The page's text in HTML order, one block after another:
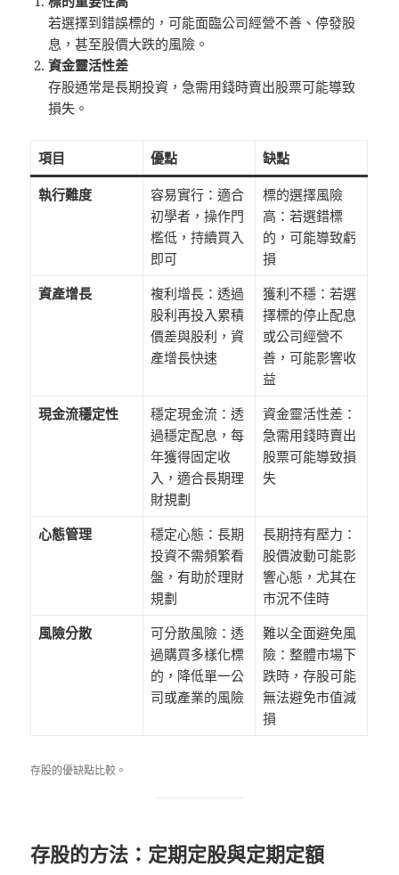
若選擇到錯誤標的，可能面臨公司經營不善、停發股
息，甚至股價大跌的風險。
資金靈活性差
存股通常是長期投資，急需用錢時賣出股票可能導致
損失。
項目 優點 缺點
執行難度
容易實行：適合
初學者，操作門
檻低，持續買入
即可
標的選擇風險
高：若選錯標
的，可能導致虧
損
資產增長
複利增長：透過
股利再投入累積
價差與股利，資
產增長快速
獲利不穩：若選
擇標的停止配息
或公司經營不
善，可能影響收
益
現金流穩定性
穩定現金流：透
過穩定配息，每
年獲得固定收
入，適合長期理
財規劃
資金靈活性差：
急需用錢時賣出
股票可能導致損
失
心態管理
穩定心態：長期
投資不需頻繁看
盤，有助於理財
規劃
長期持有壓力：
股價波動可能影
響心態，尤其在
市況不佳時
風險分散
可分散風險：透
過購買多樣化標
的，降低單一公
司或產業的風險
難以全面避免風
險：整體市場下
跌時，存股可能
無法避免市值減
損
存股的優缺點比較。
存股的方法：定期定股與定期定額